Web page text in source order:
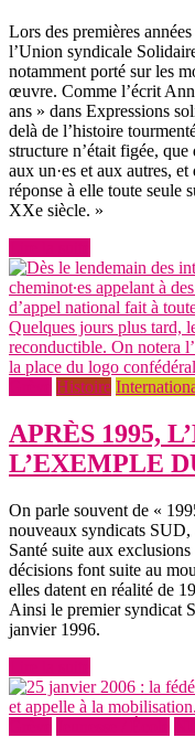
Lors des premières
l’Union syndicale
notamment porté sur les
œuvre. Comme l’écrit
ans » dans Expressions
delà de l’histoire
structure n’était figée, que
aux un·es et aux autres,
réponse à elle toute seule
XXe siècle. »
Histoire
APRÈS 1995,
L’EXEMPLE
On parle souvent de «
nouveaux syndicats SUD,
Santé suite aux
décisions font suite au
elles datent en réalité de
Ainsi le premier syndicat
janvier 1996.